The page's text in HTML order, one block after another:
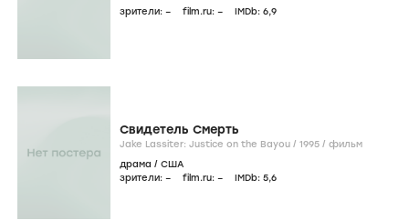
зрители: – film.ru: – IMDb: 6,9
Свидетель Смерть
Jake Lassiter: Justice on the Bayou / 1995 / фильм
драма / США
зрители: – film.ru: – IMDb: 5,6